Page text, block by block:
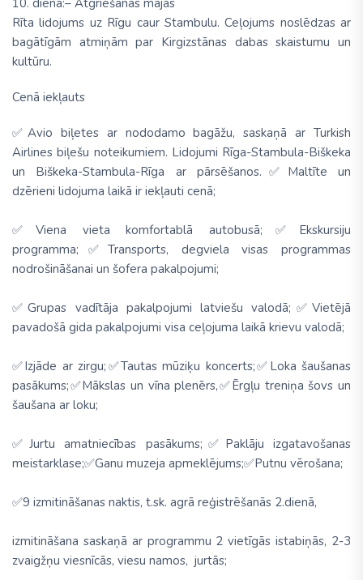
10. diena:– Atgriešanās mājās
Rīta lidojums uz Rīgu caur Stambulu. Ceļojums noslēdzas ar
bagātīgām atmiņām par Kirgizstānas dabas skaistumu un
kultūru.
Cenā iekļauts
✅ Avio biļetes ar nododamo bagāžu, saskaņā ar Turkish
Airlines biļešu noteikumiem. Lidojumi Rīga-Stambula-Biškeka
un Biškeka-Stambula-Rīga ar pārsēšanos. ✅ Maltīte un
dzērieni lidojuma laikā ir iekļauti cenā;
✅Viena vieta komfortablā autobusā; ✅ Ekskursiju
programma; ✅Transports, degviela visas programmas
nodrošināšanai un šofera pakalpojumi;
✅Grupas vadītāja pakalpojumi latviešu valodā; ✅Vietējā
pavadošā gida pakalpojumi visa ceļojuma laikā krievu valodā;
✅Izjāde ar zirgu;✅Tautas mūziķu koncerts;✅Loka šaušanas
pasākums;✅Mākslas un vīna plenērs,✅Ērgļu treniņa šovs un
šaušana ar loku;
✅Jurtu amatniecības pasākums;✅Paklāju izgatavošanas
meistarklase;✅Ganu muzeja apmeklējums;✅Putnu vērošana;
✅9 izmitināšanas naktis, t.sk. agrā reģistrēšanās 2.dienā,
izmitināšana saskaņā ar programmu 2 vietīgās istabiņās, 2-3
zvaigžņu viesnīcās, viesu namos, jurtās;